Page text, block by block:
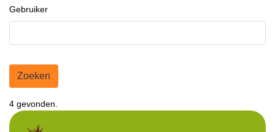
Gebruiker
Zoeken
4 gevonden.